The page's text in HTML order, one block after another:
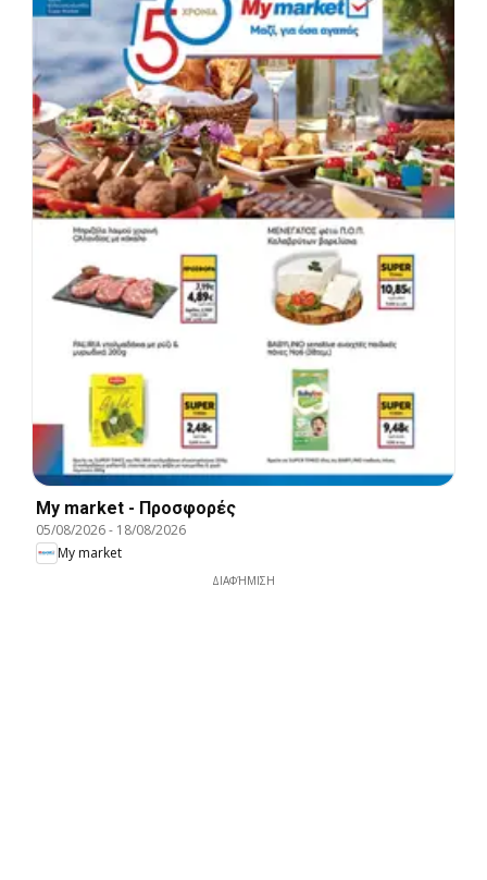
My market - Προσφορές
05/08/2026- 18/08/2026
My market
ΔΙΑΦΉΜΙΣΗ